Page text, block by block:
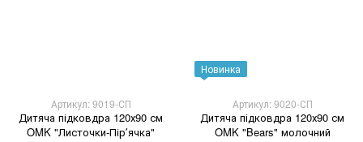
Артикул: 9019-СП
Дитяча підковдра 120х90 см
OMK "Листочки-Пірʼячка"
Новинка
Артикул: 9020-СП
Дитяча підковдра 120х90 см
OMK "Bears" молочний